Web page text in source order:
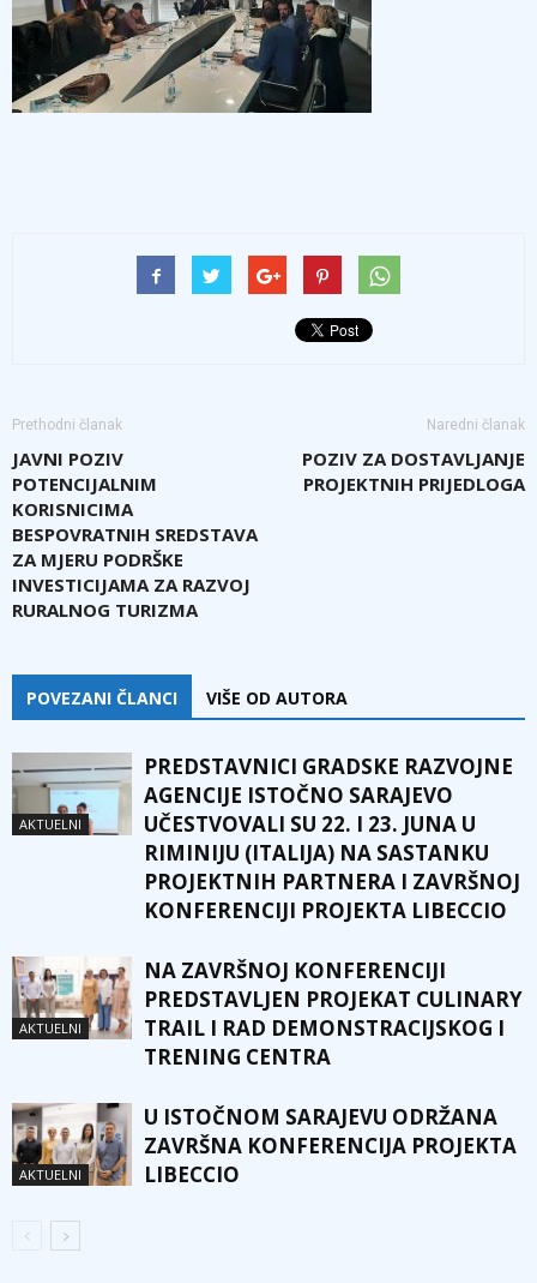
Prethodni članak
JAVNI POZIV
POTENCIJALNIM
KORISNICIMA
BESPOVRATNIH SREDSTAVA
ZA MJERU PODRŠKE
INVESTICIJAMA ZA RAZVOJ
RURALNOG TURIZMA
Naredni članak
POZIV ZA DOSTAVLJANJE
PROJEKTNIH PRIJEDLOGA
POVEZANI ČLANCI VIŠE OD AUTORA
AKTUELNI
PREDSTAVNICI GRADSKE RAZVOJNE
AGENCIJE ISTOČNO SARAJEVO
UČESTVOVALI SU 22. I 23. JUNA U
RIMINIJU (ITALIJA) NA SASTANKU
PROJEKTNIH PARTNERA I ZAVRŠNOJ
KONFERENCIJI PROJEKTA LIBECCIO
AKTUELNI
NA ZAVRŠNOJ KONFERENCIJI
PREDSTAVLJEN PROJEKAT CULINARY
TRAIL I RAD DEMONSTRACIJSKOG I
TRENING CENTRA
AKTUELNI
U ISTOČNOM SARAJEVU ODRŽANA
ZAVRŠNA KONFERENCIJA PROJEKTA
LIBECCIO